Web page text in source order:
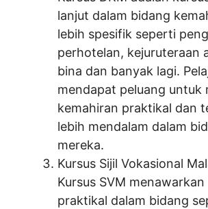
lanjut dalam bidang
lebih spesifik seperti
perhotelan, kejuruteraan
bina dan banyak lagi.
mendapat peluang untuk
kemahiran praktikal dan
lebih mendalam dalam
mereka.
Kursus Sijil Vokasional
Kursus SVM
praktikal dalam bidang